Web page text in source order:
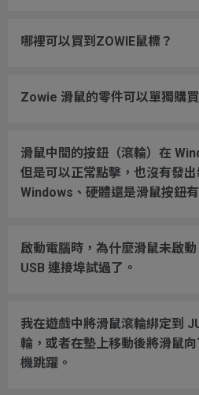
哪裡可以買到ZOWIE鼠標？
Zowie 滑鼠的零件可以單獨購
滑鼠中間的按鈕（滾輪）在
但是可以正常點擊，也沒有發
Windows、硬體還是滑鼠按鈕
啟動電腦時，為什麼滑鼠未啟
USB 連接埠試過了。
我在遊戲中將滑鼠滾輪綁定到
輪，或者在墊上移動後將滑鼠
機跳躍。